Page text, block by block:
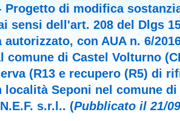
Progetto di modifica
sensi dell'art. 208 del Dlgs
con AUA n. 6/
comune di Castel Volturno
(R13 e recupero (R5) di
Seponi nel comune
s.r.l.. (Pubblicato il 21/